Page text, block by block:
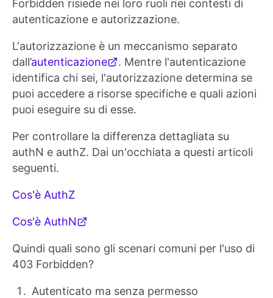
Forbidden risiede nei loro ruoli nei contesti di
autenticazione e autorizzazione.
L'autorizzazione è un meccanismo separato
dall’autenticazione
. Mentre l'autenticazione
identifica chi sei, l'autorizzazione determina se
puoi accedere a risorse specifiche e quali azioni
puoi eseguire su di esse.
Per controllare la differenza dettagliata su
authN e authZ. Dai un'occhiata a questi articoli
seguenti.
Cos'è AuthZ
Cos'è AuthN
Quindi quali sono gli scenari comuni per l'uso di
403 Forbidden?
Autenticato ma senza permesso